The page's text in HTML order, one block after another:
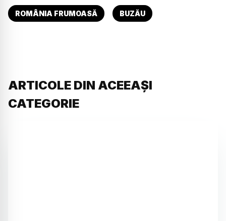
ROMÂNIA FRUMOASĂ BUZĂU
ARTICOLE DIN ACEEAȘI
CATEGORIE